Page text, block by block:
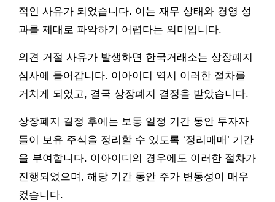
적인 사유가 되었습니다. 이는 재무 상태와 경영 성
과를 제대로 파악하기 어렵다는 의미입니다.
의견 거절 사유가 발생하면 한국거래소는 상장폐지
심사에 들어갑니다. 이아이디 역시 이러한 절차를
거치게 되었고, 결국 상장폐지 결정을 받았습니다.
상장폐지 결정 후에는 보통 일정 기간 동안 투자자
들이 보유 주식을 정리할 수 있도록 ‘정리매매’ 기간
을 부여합니다. 이아이디의 경우에도 이러한 절차가
진행되었으며, 해당 기간 동안 주가 변동성이 매우
컸습니다.